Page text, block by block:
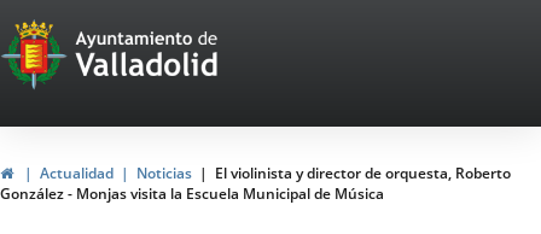
Portal
Web
del
Ayuntamiento
de
InicioActualidad Noticias
El violinista y director de orquesta, Roberto
González - Monjas visita la Escuela Municipal de Música